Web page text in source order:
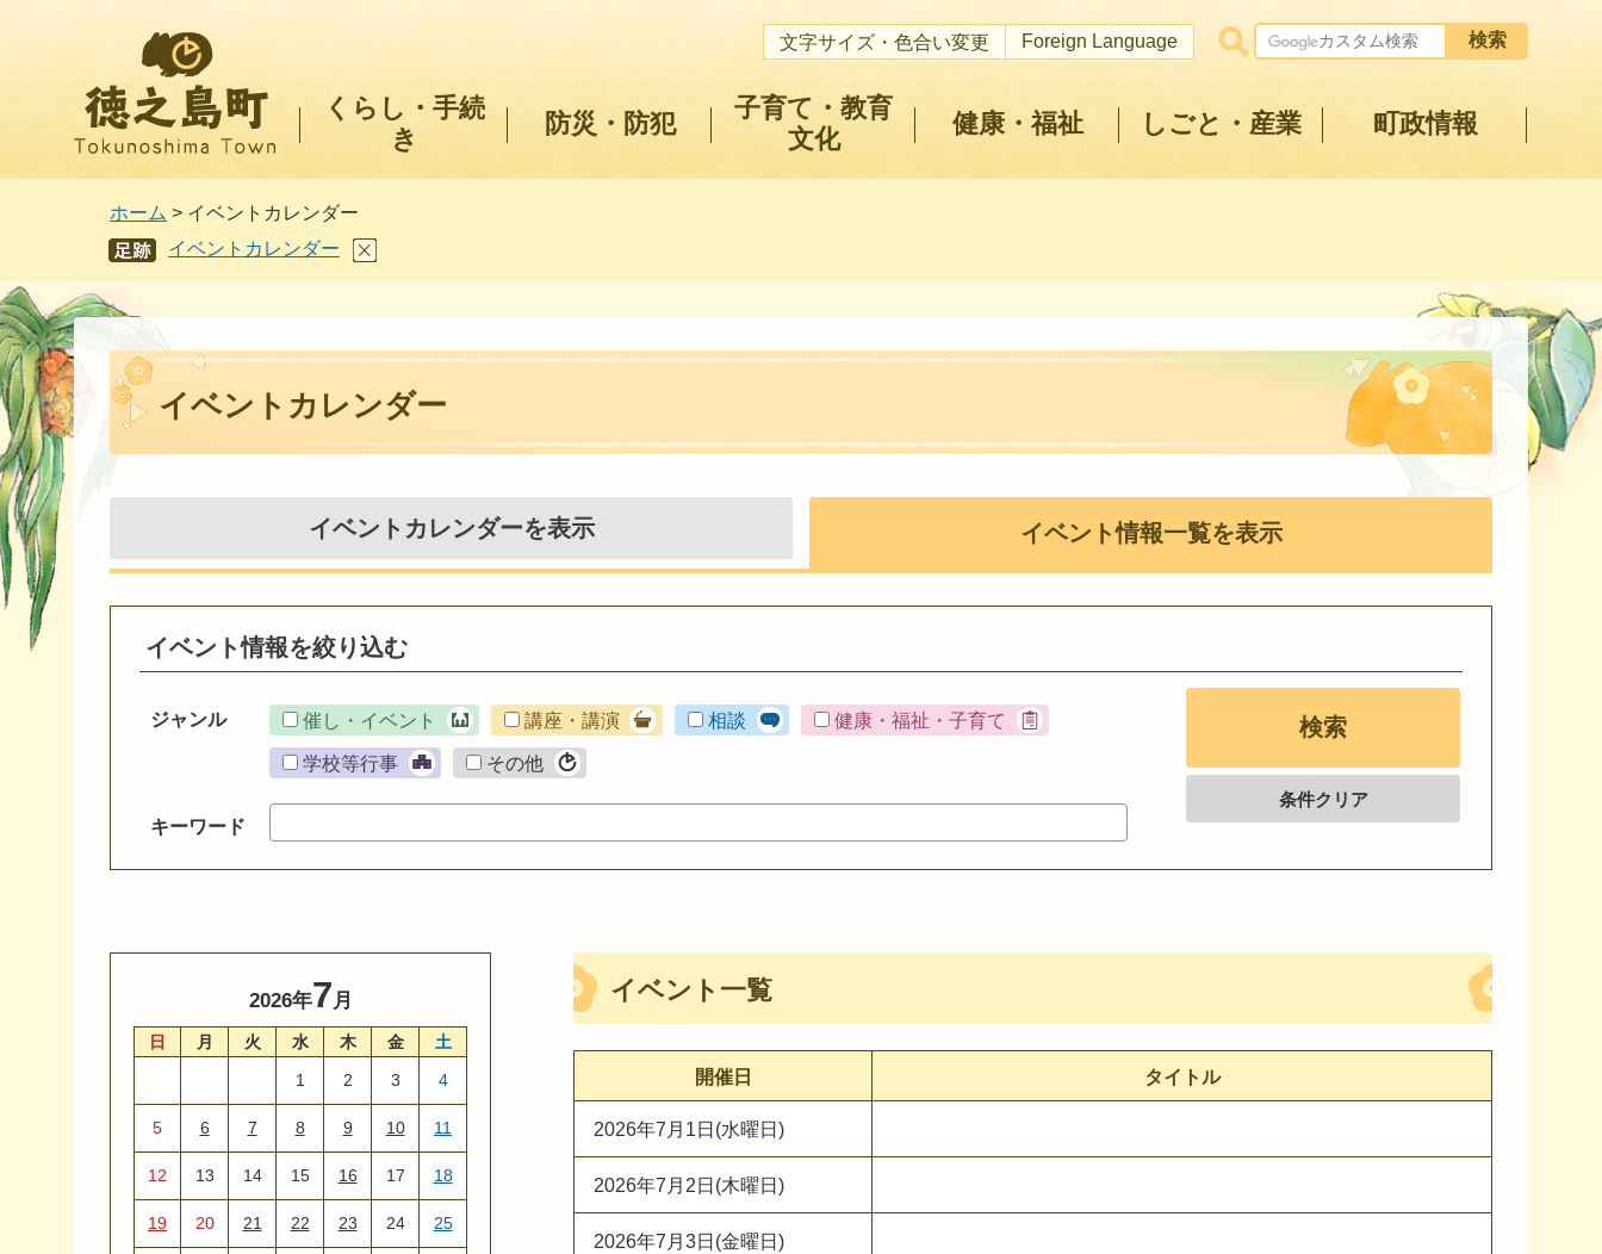
文字サイズ・色合い変更 Foreign Language
くらし・手続
き
防災・防犯
子育て・教育
文化
健康・福祉 しごと・産業 町政情報
ホーム > イベントカレンダー
あし
あと
イベントカレンダー
イベントカレンダー
イベントカレンダーを表示 イベント情報一覧を表示
イベント情報を絞り込む
ジャンル 催し・イベント 講座・講演 相談 健康・福祉・子育て
学校等行事 その他
キーワード
条件クリア
2026年7月
日 月 火 水 木 金
土
1
2 3 4
5 6 7 8 9 10 11
12 13 14 15 16 17 18
19 20 21 22 23 24 25
イベント一覧
開催日 タイトル
2026年7月1日(水曜日)
2026年7月2日(木曜日)
2026年7月3日(金曜日)